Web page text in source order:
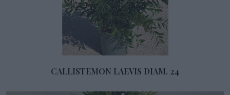
CALLISTEMON LAEVIS DIAM. 24